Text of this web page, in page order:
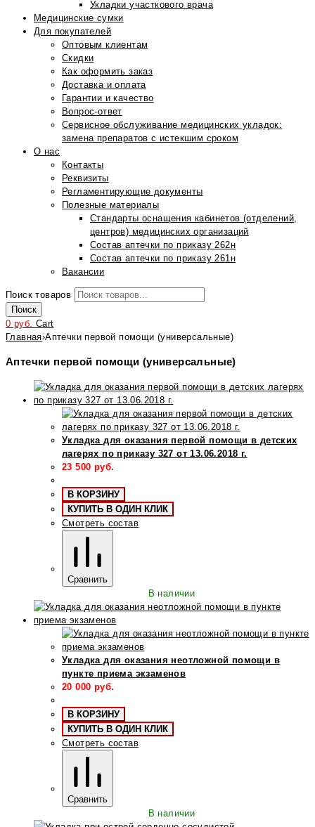
Укладки участкового врача
Медицинские сумки
Для покупателей
Оптовым клиентам
Скидки
Как оформить заказ
Доставка и оплата
Гарантии и качество
Вопрос-ответ
Сервисное обслуживание медицинских укладок:
замена препаратов с истекшим сроком
О нас
Контакты
Реквизиты
Регламентирующие документы
Полезные материалы
Стандарты оснащения кабинетов (отделений,
центров) медицинских организаций
Состав аптечки по приказу 262н
Состав аптечки по приказу 261н
Вакансии
Поиск товаров
Поиск
0 руб. Cart
Главная›Аптечки первой помощи (универсальные)
Аптечки первой помощи (универсальные)
Укладка для оказания первой помощи в детских
лагерях по приказу 327 от 13.06.2018 г.
23 500 руб.
В КОРЗИНУ
КУПИТЬ В ОДИН КЛИК
Смотреть состав
Сравнить
В наличии
Укладка для оказания неотложной помощи в
пункте приема экзаменов
20 000 руб.
В КОРЗИНУ
КУПИТЬ В ОДИН КЛИК
Смотреть состав
Сравнить
В наличии